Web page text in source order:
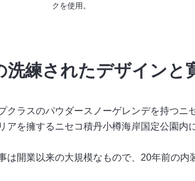
クを使用。
洗練されたデザインと
クラスのパウダースノーゲレンデを持つニ
アを擁するニセコ積丹小樽海岸国定公園内
は開業以来の大規模なもので、20年前の内